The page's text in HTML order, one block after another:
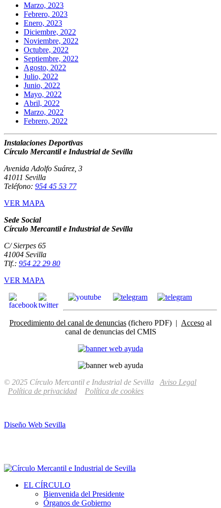
Marzo, 2023
Febrero, 2023
Enero, 2023
Diciembre, 2022
Noviembre, 2022
Octubre, 2022
Septiembre, 2022
Agosto, 2022
Julio, 2022
Junio, 2022
Mayo, 2022
Abril, 2022
Marzo, 2022
Febrero, 2022
Instalaciones Deportivas
Círculo Mercantil e Industrial de Sevilla
Avenida Adolfo Suárez, 3
41011 Sevilla
Teléfono: 954 45 53 77
VER MAPA
Sede Social
Círculo Mercantil e Industrial de Sevilla
C/ Sierpes 65
41004 Sevilla
Tlf.: 954 22 29 80
VER MAPA
Procedimiento del canal de denuncias (fichero PDF) | Acceso al
canal de denuncias del CMIS
© 2025 Círculo Mercantil e Industrial de Sevilla Aviso Legal
Política de privacidad
Política de cookies
Diseño Web Sevilla
EL CÍRCULO
Bienvenida del Presidente
Órganos de Gobierno